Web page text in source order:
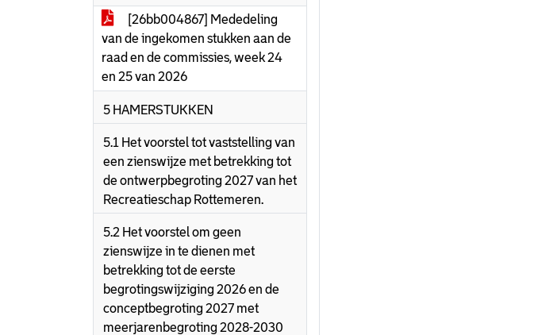
[26bb004867] Mededeling
van de ingekomen stukken aan de
raad en de commissies, week 24
en 25 van 2026
5 HAMERSTUKKEN
5.1 Het voorstel tot vaststelling van
een zienswijze met betrekking tot
de ontwerpbegroting 2027 van het
Recreatieschap Rottemeren.
5.2 Het voorstel om geen
zienswijze in te dienen met
betrekking tot de eerste
begrotingswijziging 2026 en de
conceptbegroting 2027 met
meerjarenbegroting 2028-2030